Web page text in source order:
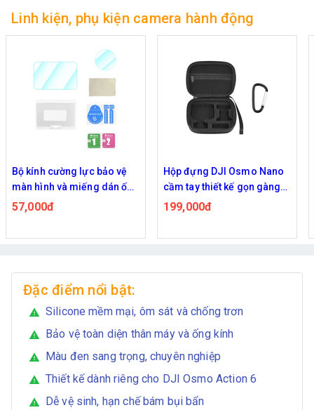
Linh kiện, phụ kiện camera hành động
Hộp đựng DJI Osmo Nano
cầm tay thiết kế gọn gàng
tiện mang theo
199,000đ
Đế ngàm từ tính tháo lắp
nhanh Flymile cho DJI
Osmo Nano
359,000đ
Đặc điểm nổi bật:
warning Silicone mềm mại, ôm sát và chống trơn
warning Bảo vệ toàn diện thân máy và ống kính
warning Màu đen sang trọng, chuyên nghiệp
warning Thiết kế dành riêng cho DJI Osmo Action 6
warning Dễ vệ sinh, hạn chế bám bụi bẩn